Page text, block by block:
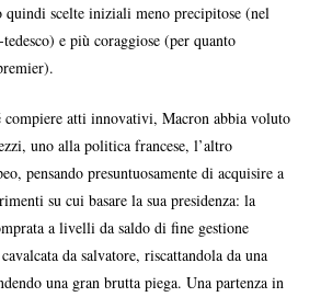
quindi scelte iniziali meno precipitose (nel
e più coraggiose (per quanto
compiere atti innovativi, Macron abbia voluto
uno alla politica francese, l’altro
pensando presuntuosamente di acquisire a
su cui basare la sua presidenza: la
a livelli da saldo di fine gestione
da salvatore, riscattandola da una
una gran brutta piega. Una partenza in